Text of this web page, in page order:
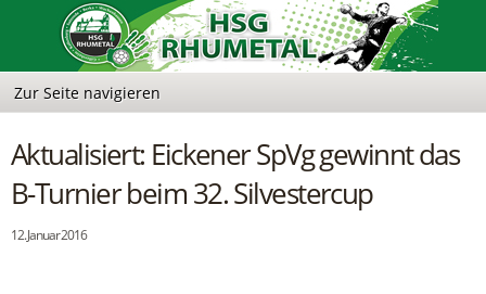
Aktualisiert: Eickener SpVg gewinnt das
B-Turnier beim 32. Silvestercup
12. Januar 2016